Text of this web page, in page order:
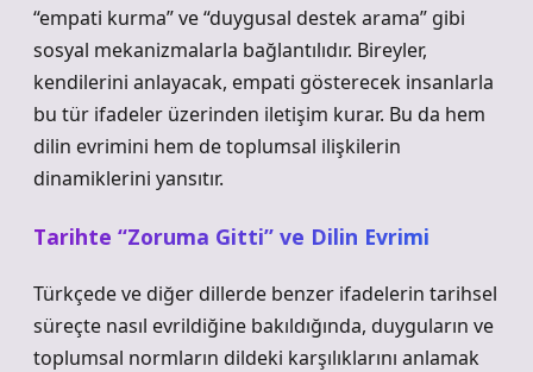
“empati kurma” ve “duygusal destek arama” gibi
sosyal mekanizmalarla bağlantılıdır. Bireyler,
kendilerini anlayacak, empati gösterecek insanlarla
bu tür ifadeler üzerinden iletişim kurar. Bu da hem
dilin evrimini hem de toplumsal ilişkilerin
dinamiklerini yansıtır.
Tarihte “Zoruma Gitti” ve Dilin Evrimi
Türkçede ve diğer dillerde benzer ifadelerin tarihsel
süreçte nasıl evrildiğine bakıldığında, duyguların ve
toplumsal normların dildeki karşılıklarını anlamak